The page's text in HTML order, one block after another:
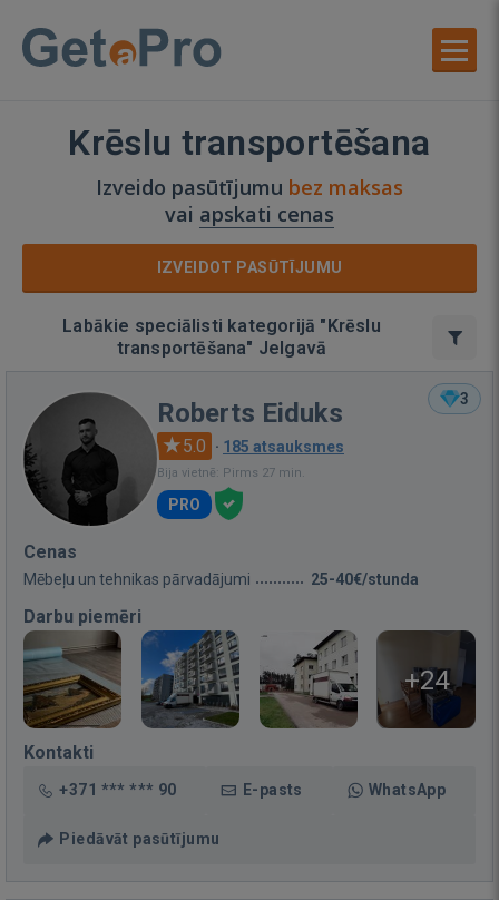
Krēslu transportēšana
Izveido pasūtījumu bez maksas
vai apskati cenas
IZVEIDOT PASŪTĪJUMU
Labākie speciālisti kategorijā "Krēslu
transportēšana" Jelgavā
3
Roberts Eiduks
5.0 · 185 atsauksmes
Bija vietnē: Pirms 27 min.
PRO
Cenas
Mēbeļu un tehnikas pārvadājumi 25-40€/stunda
Darbu piemēri
+24
Kontakti
+371 *** *** 90 E-pasts WhatsApp
Piedāvāt pasūtījumu